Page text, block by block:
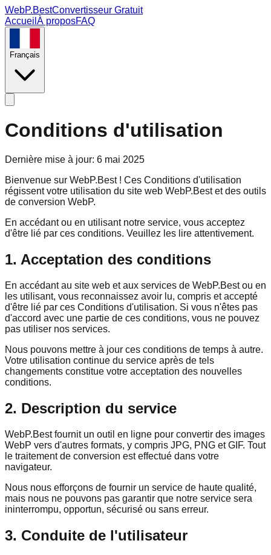
WebP.BestConvertisseur Gratuit
Accueil À proposFAQ
Français
Conditions d'utilisation
Dernière mise à jour: 6 mai 2025
Bienvenue sur WebP.Best ! Ces Conditions d'utilisation
régissent votre utilisation du site web WebP.Best et des outils
de conversion WebP.
En accédant ou en utilisant notre service, vous acceptez
d'être lié par ces conditions. Veuillez les lire attentivement.
1. Acceptation des conditions
En accédant au site web et aux services de WebP.Best ou en
les utilisant, vous reconnaissez avoir lu, compris et accepté
d'être lié par ces Conditions d'utilisation. Si vous n'êtes pas
d'accord avec une partie de ces conditions, vous ne pouvez
pas utiliser nos services.
Nous pouvons mettre à jour ces conditions de temps à autre.
Votre utilisation continue du service après de tels
changements constitue votre acceptation des nouvelles
conditions.
2. Description du service
WebP.Best fournit un outil en ligne pour convertir des images
WebP vers d'autres formats, y compris JPG, PNG et GIF. Tout
le traitement de conversion est effectué dans votre
navigateur.
Nous nous efforçons de fournir un service de haute qualité,
mais nous ne pouvons pas garantir que notre service sera
ininterrompu, opportun, sécurisé ou sans erreur.
3. Conduite de l'utilisateur